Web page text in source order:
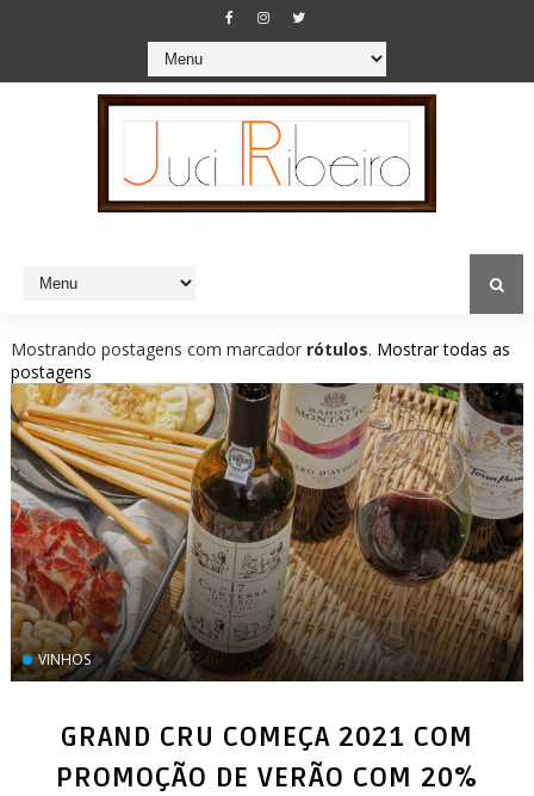
Mostrando postagens com marcador rótulos. Mostrar todas as
postagens
VINHOS
GRAND CRU COMEÇA 2021 COM
PROMOÇÃO DE VERÃO COM 20%